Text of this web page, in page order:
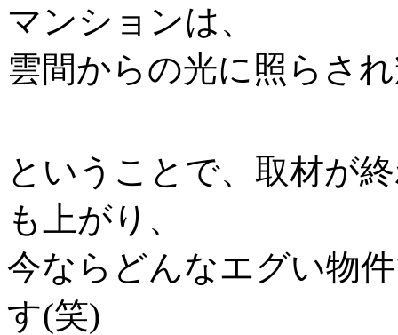
マンションは、
雲間からの光に照らさ
ということで、取材が
も上がり、
今ならどんなエグい物
す(笑)